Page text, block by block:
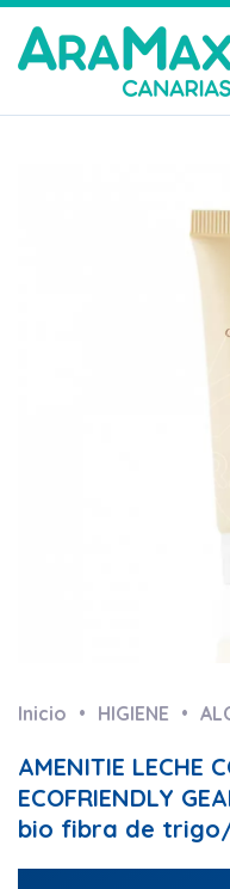
Inicio HIGIENE
AMENITIE LECHE
ECOFRIENDLY
bio fibra de